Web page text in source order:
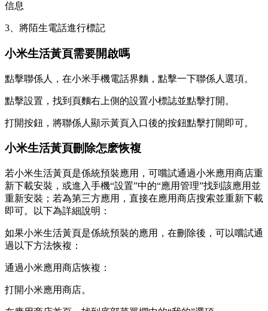
信息
3、將陌生電話進行標記
小米生活黃頁需要開啟嗎
點擊聯係人，在小米手機電話界麵，點擊一下聯係人選項。
點擊設置，找到頁麵右上側的設置小標誌並點擊打開。
打開按鈕，將聯係人顯示黃頁入口後的按鈕點擊打開即可。
小米生活黃頁刪除怎麽恢複
若小米生活黃頁是係統預裝應用，可嚐試通過小米應用商店重
新下載安裝，或進入手機“設置”中的“應用管理”找到該應用並
重新安裝；若為第三方應用，直接在應用商店搜索並重新下載
即可。以下為詳細說明：
如果小米生活黃頁是係統預裝的應用，在刪除後，可以嚐試通
過以下方法恢複：
通過小米應用商店恢複：
打開小米應用商店。